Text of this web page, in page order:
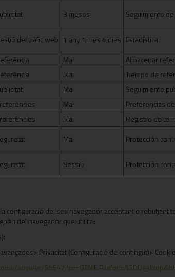
3 mesos Seguimiento
del tràfic web 1 any 1 mes 4 dies Estadística
Mai Almacenar
Mai Tiempo de
Mai Seguimiento
Mai Preferencias
Mai Registro de
Mai Protección
Sessió Protección
configuració del seu navegador acceptant o
del navegador que utilitzi:
Privacitat (Configuració de contingut)>
answer/